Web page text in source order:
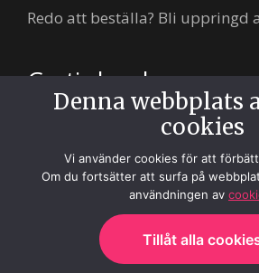
Redo att beställa? Bli uppringd
Gratis lunch
Hungrig? Enda kravet är att du
Copyright © 2026 ·
Denna webbplats
cookies
Vi använder cookies för att
Om du fortsätter att surfa på
användningen av
Tillåt alla